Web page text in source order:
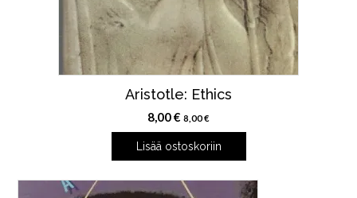
Aristotle: Ethics
8,00€ 8,00€
Lisää ostoskoriin